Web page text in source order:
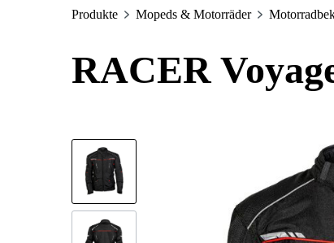
Produkte Mopeds & Motorräder
RACER
Bildergalerie überspringen